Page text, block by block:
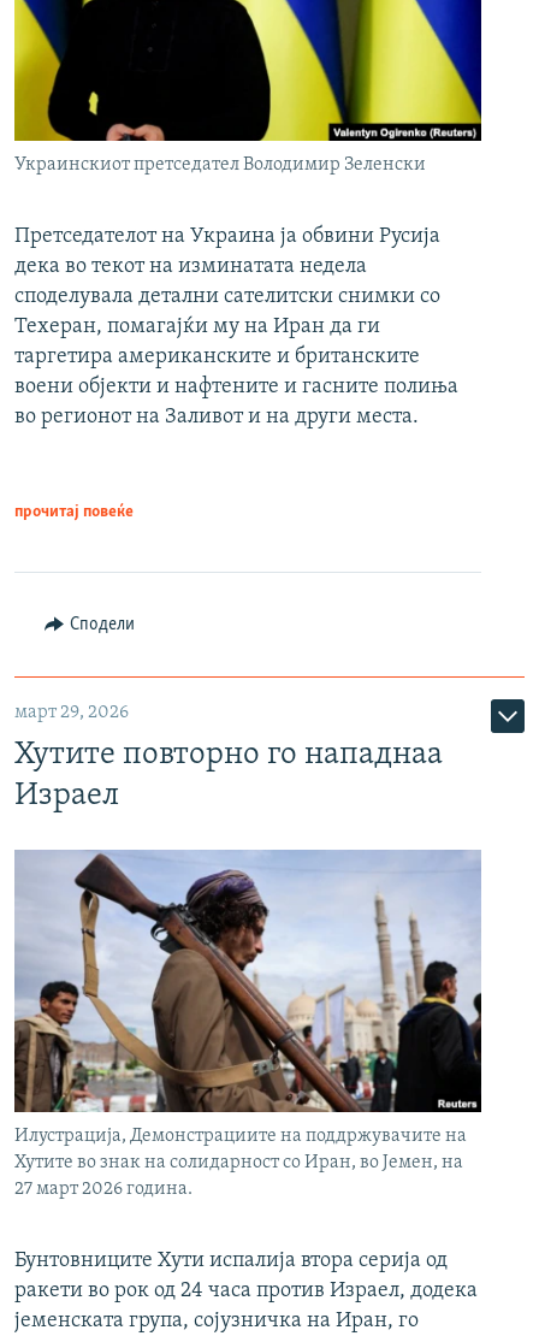
Украинскиот претседател Володимир Зеленски
Претседателот на Украина ја обвини Русија
дека во текот на изминатата недела
споделувала детални сателитски снимки со
Техеран, помагајќи му на Иран да ги
таргетира американските и британските
воени објекти и нафтените и гасните полиња
во регионот на Заливот и на други места.
прочитај повеќе
Сподели
март 29, 2026
Хутите повторно го нападнаа
Израел
Илустрација, Демонстрациите на поддржувачите на
Хутите во знак на солидарност со Иран, во Јемен, на
27 март 2026 година.
Бунтовниците Хути испалија втора серија од
ракети во рок од 24 часа против Израел, додека
јеменската група, сојузничка на Иран, го